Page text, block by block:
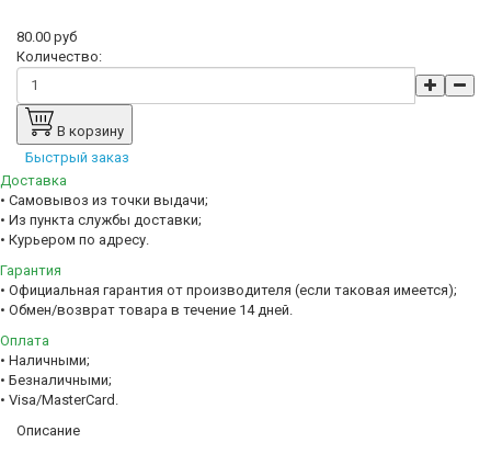
80.00 руб
Количество:
В корзину
Быстрый заказ
Доставка
• Самовывоз из точки выдачи;
• Из пункта службы доставки;
• Курьером по адресу.
Гарантия
• Официальная гарантия от производителя (если таковая имеется);
• Обмен/возврат товара в течение 14 дней.
Оплата
• Наличными;
• Безналичными;
• Visa/MasterCard.
Описание